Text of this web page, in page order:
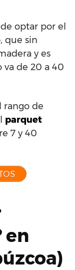
optar por el
que sin
y es
va de 20 a 40
rango de
parquet
7 y 40
en